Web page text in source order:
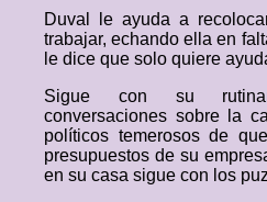
Duval le ayuda a
trabajar, echando ella en
le dice que solo quiere
Sigue con su
conversaciones sobre la
políticos temerosos de
presupuestos de su
en su casa sigue con los